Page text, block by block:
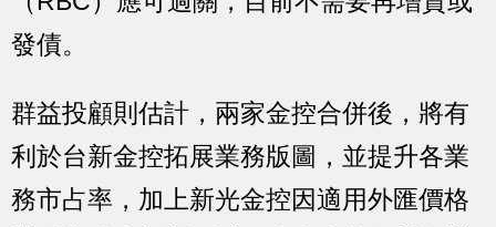
發債。
群益投顧則估計，兩家金控合併後，將有
利於台新金控拓展業務版圖，並提升各業
務市占率，加上新光金控因適用外匯價格